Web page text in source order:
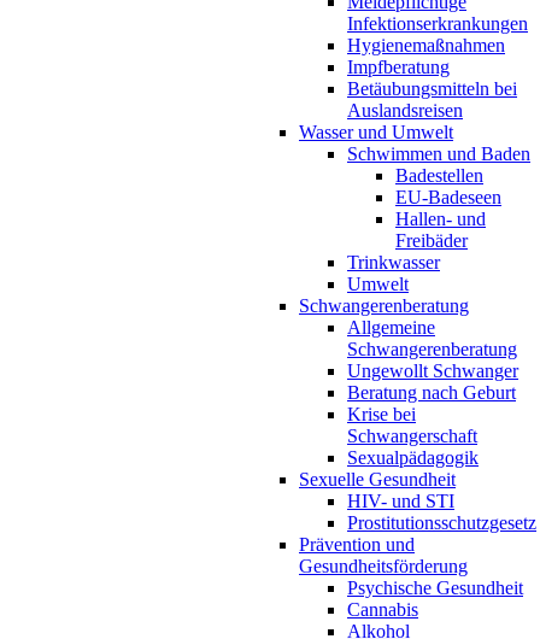
Infektionserkrankungen
Hygienemaßnahmen
Impfberatung
Betäubungsmitteln bei
Auslandsreisen
Wasser und Umwelt
Schwimmen und Baden
Badestellen
EU-Badeseen
Hallen- und
Freibäder
Trinkwasser
Umwelt
Schwangerenberatung
Allgemeine
Schwangerenberatung
Ungewollt Schwanger
Beratung nach Geburt
Krise bei
Schwangerschaft
Sexualpädagogik
Sexuelle Gesundheit
HIV- und STI
Prostitutionsschutzgesetz
Prävention und
Gesundheitsförderung
Psychische Gesundheit
Cannabis
Alkohol